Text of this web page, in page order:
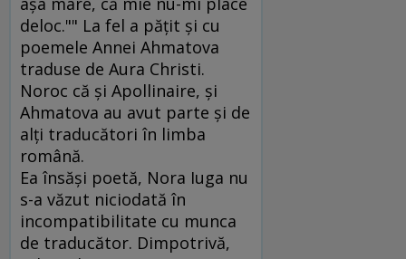
deloc."" La fel a păţit şi cu
poemele Annei Ahmatova
traduse de Aura Christi.
Noroc că şi Apollinaire, şi
Ahmatova au avut parte şi de
alţi traducători în limba
română.
Ea însăşi poetă, Nora Iuga nu
s-a văzut niciodată în
incompatibilitate cu munca
de traducător. Dimpotrivă,